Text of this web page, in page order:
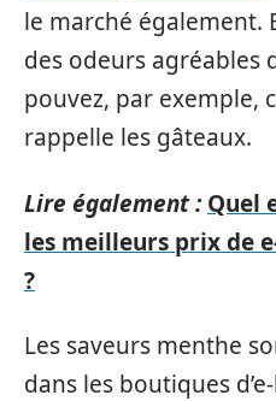
le marché également.
des odeurs agréables
pouvez, par exemple,
rappelle les gâteaux.
Lire également : Quel
les meilleurs prix de
?
Les saveurs menthe
dans les boutiques